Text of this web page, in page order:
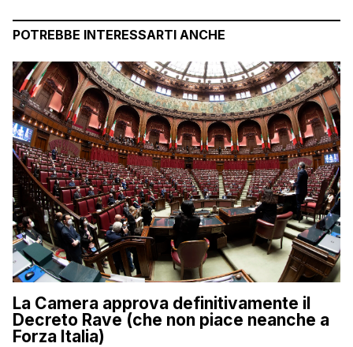
POTREBBE INTERESSARTI ANCHE
La Camera approva definitivamente il
Decreto Rave (che non piace neanche a
Forza Italia)